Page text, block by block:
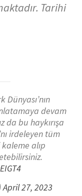
Tarihi
devam
da bu haykırışa
irdeleyen tüm
alıp
April 27, 2023